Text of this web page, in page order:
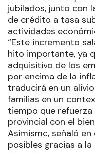
jubilados, junto con
de crédito a tasa
actividades
“Este incremento
hito importante, ya
adquisitivo de los
por encima de la
traducirá en un
familias en un
tiempo que
provincial con el
Asimismo, señaló
posibles gracias a